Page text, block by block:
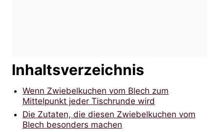
Inhaltsverzeichnis
Wenn Zwiebelkuchen vom Blech zum
Mittelpunkt jeder Tischrunde wird
Die Zutaten, die diesen Zwiebelkuchen vom
Blech besonders machen